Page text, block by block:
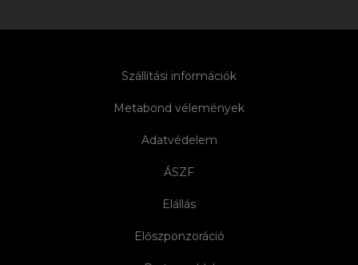
Szállítási információk
Metabond vélemények
Adatvédelem
ÁSZF
Elállás
Előszponzoráció